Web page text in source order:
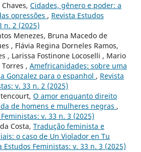
Cidades, gênero e poder: a
opressões , Revista Estudos
n. 2 (2025)
Menezes, Bruna Macedo de
, Flávia Regina Dorneles Ramos,
, Larissa Fostinone Locoselli , Mario
, Amefricanidades: sobre uma
Gonzalez para o espanhol , Revista
v. 33 n. 2 (2025)
O amor enquanto direito
de homens e mulheres negras ,
v. 33 n. 3 (2025)
Costa, Tradução feminista e
o caso de Un Violador en Tu
Estudos Feministas: v. 33 n. 3 (2025)